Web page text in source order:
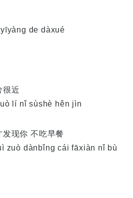
de dàxué
很近
lí nǐ sùshè hěn jìn
现你 不吃早餐
zuò dànbǐng cái fāxiàn nǐ bù